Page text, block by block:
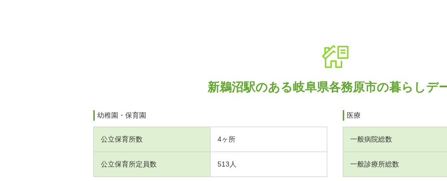
新鵜沼駅のある岐阜県各務原市の暮らしデ
幼稚園・保育園
公立保育所数 4ヶ所
公立保育所定員数 513人
医療
一般病院総数
一般診療所総数